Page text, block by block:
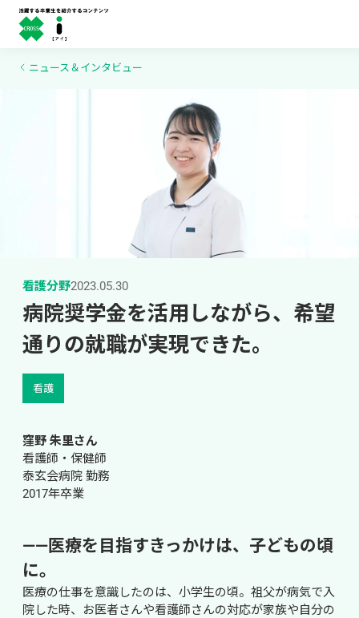
ニュース＆インタビュー
看護分野2023.05.30
病院奨学金を活用しながら、希望
通りの就職が実現できた。
看護
窪野 朱里さん
看護師・保健師
泰玄会病院 勤務
2017年卒業
――医療を目指すきっかけは、子どもの頃
に。
医療の仕事を意識したのは、小学生の頃。祖父が病気で入
院した時、お医者さんや看護師さんの対応が家族や自分の